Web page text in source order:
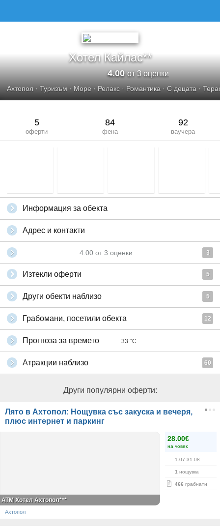
Хотел Кайлас**
4.00от 3 оценки
Ахтопол· Туризъм · Море · Релакс · Романтика · С децата ·
5
оферти
84
фена
92
ваучера
Информация за обекта
Адрес и контакти
4.00 от 3 оценки 3
Изтекли оферти 5
Други обекти наблизо 5
Грабомани, посетили обекта 12
Прогноза за времето 33 °C
Атракции наблизо 60
Други популярни оферти:
Лято в Ахтопол: Нощувка със закуска и вечеря,
плюс интернет и паркинг
28.00€
на човек
1.07-31.08
1 нощувка
466 грабнати
ATM Хотел Ахтопол***
Ахтопол